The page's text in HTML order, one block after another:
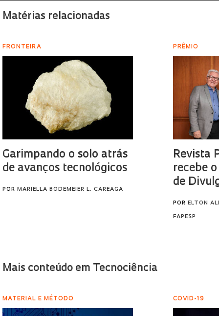
Matérias relacionadas
FRONTEIRA
Garimpando o solo atrás
de avanços tecnológicos
POR MARIELLA BODEMEIER L. CAREAGA
PRÊMIO
Revista
recebe o
de
PORELTON
FAPESP
Mais conteúdo em Tecnociência
MATERIAL E MÉTODO COVID-19